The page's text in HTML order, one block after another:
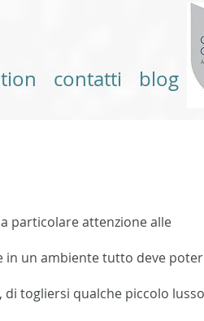
contatti blog
particolare attenzione alle
in un ambiente tutto deve poter
togliersi qualche piccolo